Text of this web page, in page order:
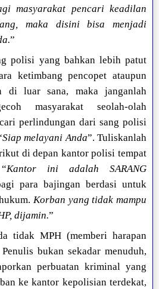
masyarakat pencari keadilan
maka disini bisa menjadi
”
polisi yang bahkan lebih patut
ketimbang pencopet ataupun
di luar sana, maka janganlah
masyarakat seolah-olah
perlindungan dari sang polisi
Siap melayani Anda”. Tuliskanlah
di depan kantor polisi tempat
Kantor ini adalah SARANG
para bajingan berdasi untuk
Korban yang tidak mampu
dijamin.”
tidak MPH (memberi harapan
bukan sekadar menuduh,
perbuatan kriminal yang
ke kantor kepolisian terdekat,